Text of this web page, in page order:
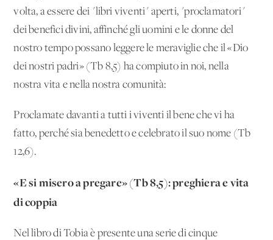
volta, a essere dei "libri viventi" aperti, "proclamatori"
dei benefici divini, affinché gli uomini e le donne del
nostro tempo possano leggere le meraviglie che il «Dio
dei nostri padri» (Tb 8,5) ha compiuto in noi, nella
nostra vita e nella nostra comunità:
Proclamate davanti a tutti i viventi il bene che vi ha
fatto, perché sia benedetto e celebrato il suo nome (Tb
12,6).
«E si misero a pregare» (Tb 8,5): preghiera e vita
di coppia
Nel libro di Tobia è presente una serie di cinque